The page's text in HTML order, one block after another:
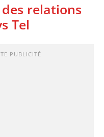
des relations
Tel
PUBLICITÉ